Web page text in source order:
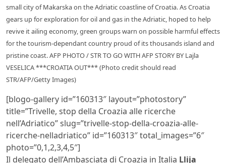
small city of Makarska on the Adriatic coastline of Croatia. As Croatia
gears up for exploration for oil and gas in the Adriatic, hoped to help
revive it ailing economy, green groups warn on possible harmful effects
for the tourism-dependant country proud of its thousands island and
pristine coast. AFP PHOTO / STR TO GO WITH AFP STORY BY Lajla
VESELICA ***CROATIA OUT*** (Photo credit should read
STR/AFP/Getty Images)
[blogo-gallery id=”160313″ layout=”photostory”
title=”Trivelle, stop della Croazia alle ricerche
nell’Adriatico” slug=”trivelle-stop-della-croazia-alle-
ricerche-nelladriatico” id=”160313″ total_images=”6″
photo=”0,1,2,3,4,5″]
Il delegato dell’Ambasciata di Croazia in Italia Llija